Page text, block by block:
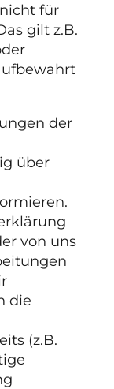
für
gilt z.B.
der
über
von uns
die
(z.B.